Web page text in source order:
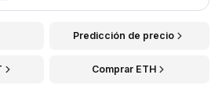
Predicción de precio
Comprar ETH